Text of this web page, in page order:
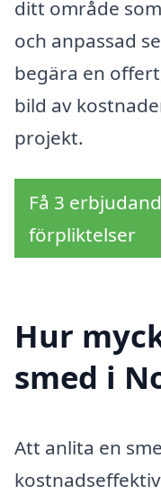
ditt område
och anpassad
begära en
bild av
projekt.
Få 3
förpliktelser
Hur
smed i
Att anlita en